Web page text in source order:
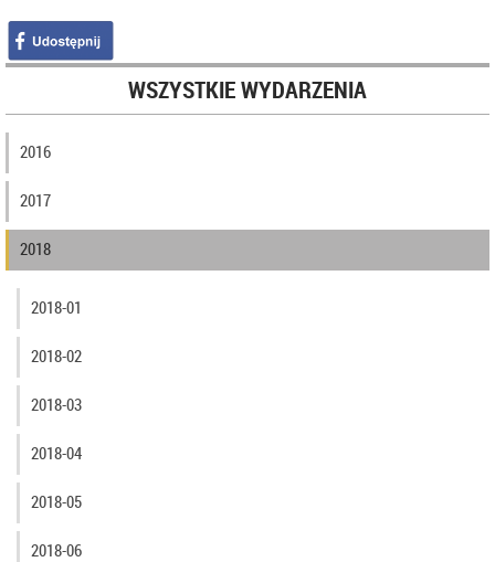
WSZYSTKIE WYDARZENIA
2016
2017
2018
2018-01
2018-02
2018-03
2018-04
2018-05
2018-06